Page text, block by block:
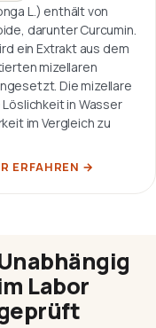
L.) enthält von
darunter Curcumin.
ein Extrakt aus dem
mizellaren
Die mizellare
in Wasser
im Vergleich zu
ERFAHREN →
Labor